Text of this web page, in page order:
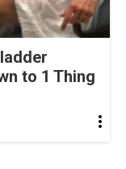
to 1 Thing